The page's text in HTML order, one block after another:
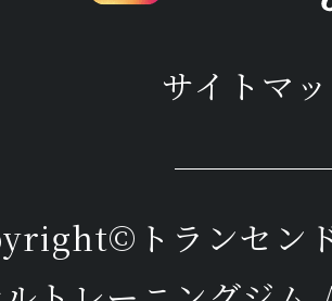
サイトマ
トランセン